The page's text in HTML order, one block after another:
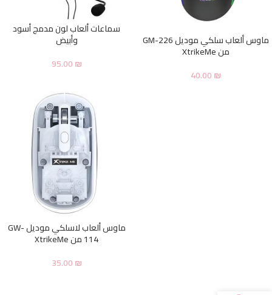
سماعات ألعاب لون مدمج أسود
وأبيض
95.00₪
ماوس ألعاب سلكي موديل GM-226
من XtrikeMe
40.00₪
ماوس ألعاب لاسلكي موديل GW-
114 من XtrikeMe
35.00₪